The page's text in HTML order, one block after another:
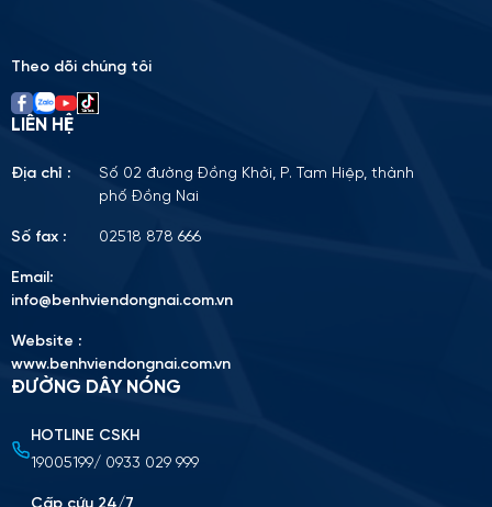
Tải lên CV (Định dạng PDF, tối đa 10MB)
Theo dõi chúng tôi
LIÊN HỆ
Địa chỉ :
Số 02 đường Đồng Khởi, P. Tam Hiệp, thành
phố Đồng Nai
Số fax : 02518 878 666
Email:
info@benhviendongnai.com.vn
Website :
www.benhviendongnai.com.vn
ĐƯỜNG DÂY NÓNG
HOTLINE CSKH
19005199/ 0933 029 999